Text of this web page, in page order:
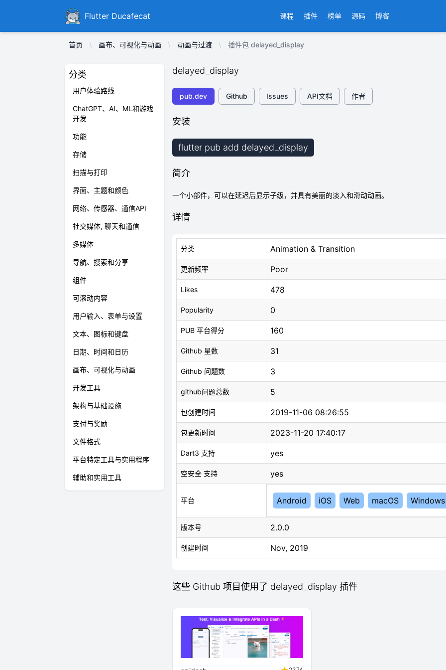
DucafecatFlutter Ducafecat 课程 插件 榜单 源码 博客
首页 画布、可视化与动画 动画与过渡 插件包 delayed_display
分类
用户体验路线
ChatGPT、AI、ML和游戏
开发
功能
存储
扫描与打印
界面、主题和颜色
网络、传感器、通信API
社交媒体, 聊天和通信
多媒体
导航、搜索和分享
组件
可滚动内容
用户输入、表单与设置
文本、图标和键盘
日期、时间和日历
画布、可视化与动画
开发工具
架构与基础设施
支付与奖励
文件格式
平台特定工具与实用程序
辅助和实用工具
delayed_display
pub.dev Github Issues API文档 作者
安装
flutter pub add delayed_display
简介
一个小部件，可以在延迟后显示子级，并具有美丽的淡入和滑动动画。
详情
分类 Animation & Transition
更新频率 Poor
Likes 478
Popularity 0
PUB 平台得分 160
Github 星数 31
Github 问题数 3
github问题总数 5
包创建时间 2019-11-06 08:26:55
包更新时间 2023-11-20 17:40:17
Dart3 支持 yes
空安全 支持 yes
平台 Android iOS Web macOS Windows
版本号 2.0.0
创建时间 Nov, 2019
这些 Github 项目使用了 delayed_display 插件